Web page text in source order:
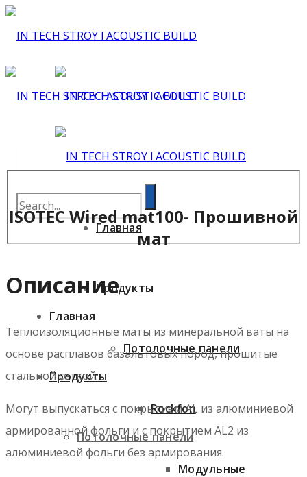
Главная
Продукты
Потолочные панели
Главная
Продукты
Потолочные панели
Rockfon
Модульные
ISOTEC Wired mat100- Прошивной
мат
Описание
Теплоизоляционные маты из минеральной ваты на
основе расплавов базальтовых пород, прошитые
стальной сеткой.
Могут выпускаться с покрытием AL из алюминиевой
армированной фольги и с покрытием AL2 из
алюминиевой фольги без армирования.